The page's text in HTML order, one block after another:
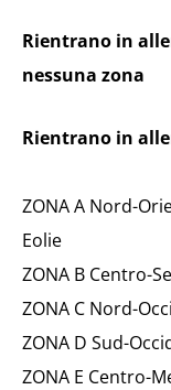
Rientrano in
nessuna zona
Rientrano in
ZONA A Nord-
Eolie
ZONA B Centro-
ZONA C Nord-
ZONA D Sud-
ZONA E Centro-